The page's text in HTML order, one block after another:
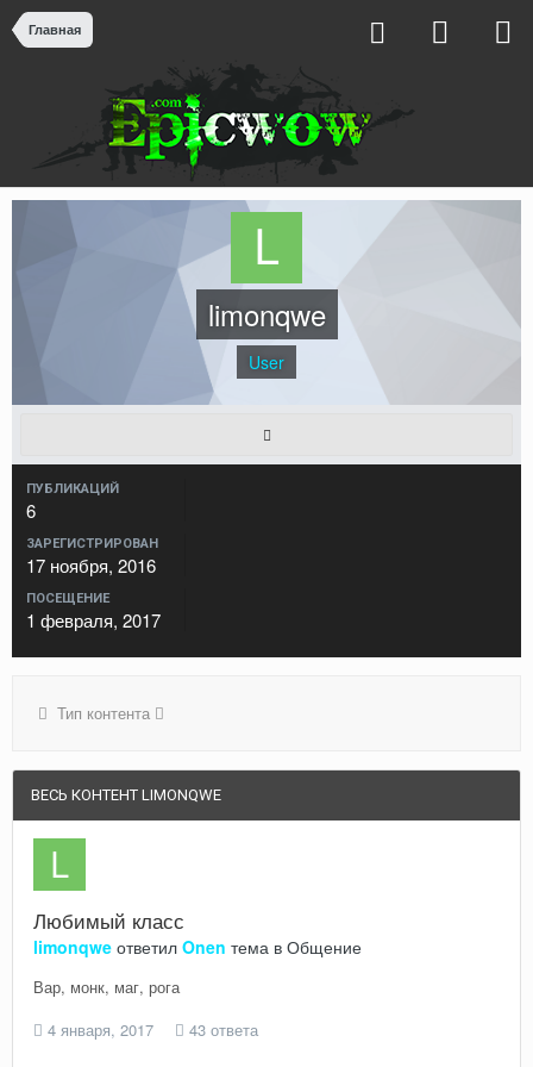
Главная
limonqwe
User
ПУБЛИКАЦИЙ
6
ЗАРЕГИСТРИРОВАН
17 ноября, 2016
ПОСЕЩЕНИЕ
1 февраля, 2017
Тип контента
ВЕСЬ КОНТЕНТ LIMONQWE
Любимый класс
limonqwe ответил Onen тема в Общение
Вар, монк, маг, рога
4 января, 2017
43 ответа